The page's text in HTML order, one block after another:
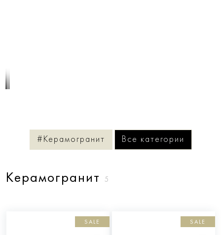
#Керамогранит Все категории
Керамогранит 5
SALE SALE